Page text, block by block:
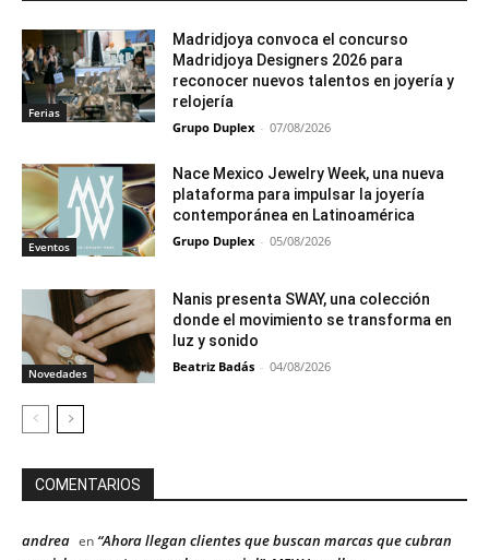
Ferias
Madridjoya convoca el concurso
Madridjoya Designers 2026 para
reconocer nuevos talentos en joyería y
relojería
Grupo Duplex - 07/08/2026
Eventos
Nace Mexico Jewelry Week, una nueva
plataforma para impulsar la joyería
contemporánea en Latinoamérica
Grupo Duplex - 05/08/2026
Novedades
Nanis presenta SWAY, una colección
donde el movimiento se transforma en
luz y sonido
Beatriz Badás - 04/08/2026
COMENTARIOS
andrea en “Ahora llegan clientes que buscan marcas que cubran